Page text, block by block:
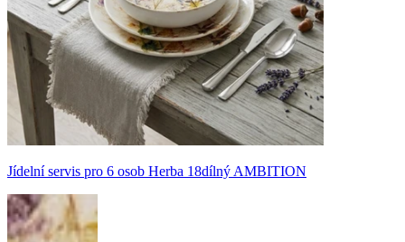
Jídelní servis pro 6 osob Herba 18dílný AMBITION